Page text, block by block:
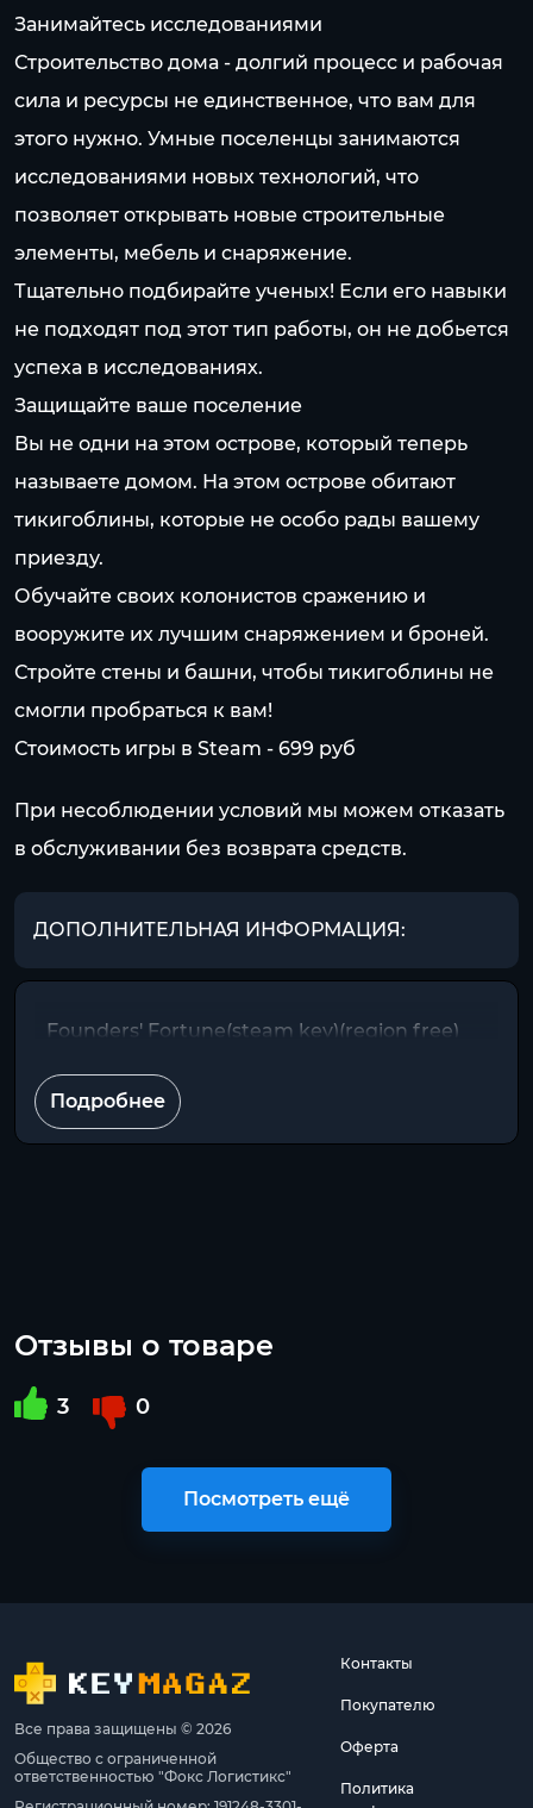
Занимайтесь исследованиями
Строительство дома - долгий процесс и рабочая
сила и ресурсы не единственное, что вам для
этого нужно. Умные поселенцы занимаются
исследованиями новых технологий, что
позволяет открывать новые строительные
элементы, мебель и снаряжение.
Тщательно подбирайте ученых! Если его навыки
не подходят под этот тип работы, он не добьется
успеха в исследованиях.
Защищайте ваше поселение
Вы не одни на этом острове, который теперь
называете домом. На этом острове обитают
тикигоблины, которые не особо рады вашему
приезду.
Обучайте своих колонистов сражению и
вооружите их лучшим снаряжением и броней.
Стройте стены и башни, чтобы тикигоблины не
смогли пробраться к вам!
Стоимость игры в Steam - 699 pуб
При несоблюдении условий мы можем отказать
в обслуживании без возврата средств.
ДОПОЛНИТЕЛЬНАЯ ИНФОРМАЦИЯ:
Founders' Fortune(steam key)(region free)
Подробнее
Отзывы о товаре
3 0
Посмотреть ещё
Все права защищены © 2026
Общество с ограниченной
ответственностью "Фокс Логистикс"
Контакты
Покупателю
Оферта
Политика